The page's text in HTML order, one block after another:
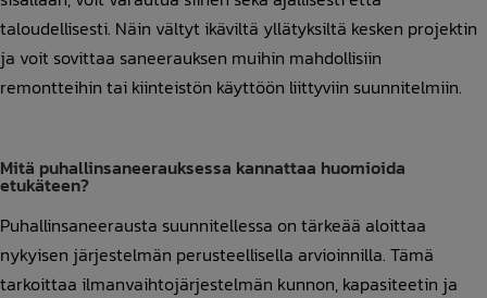
taloudellisesti. Näin vältyt ikäviltä yllätyksiltä kesken projektin
ja voit sovittaa saneerauksen muihin mahdollisiin
remontteihin tai kiinteistön käyttöön liittyviin suunnitelmiin.
Mitä puhallinsaneerauksessa kannattaa huomioida
etukäteen?
Puhallinsaneerausta suunnitellessa on tärkeää aloittaa
nykyisen järjestelmän perusteellisella arvioinnilla. Tämä
tarkoittaa ilmanvaihtojärjestelmän kunnon, kapasiteetin ja